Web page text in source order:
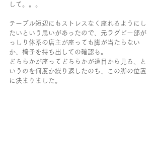
して。。。
テーブル短辺にもストレスなく座れるようにし
たいという思いがあったので、元ラグビー部が
っしり体系の店主が座っても脚が当たらない
か、椅子を持ち出しての確認も。
どちらかが座ってどちらかが遠目から見る、と
いうのを何度か繰り返したのち、この脚の位置
に決まりました。